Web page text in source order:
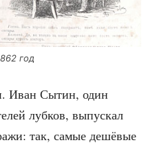
год
Иван Сытин, один
луб­ков, выпус­кал
так, самые дешё­вые